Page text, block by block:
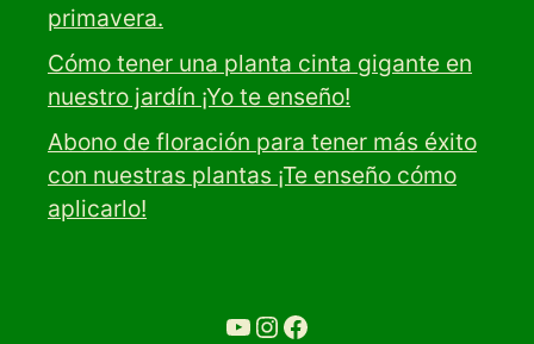
primavera.
Cómo tener una planta cinta gigante en
nuestro jardín ¡Yo te enseño!
Abono de floración para tener más éxito
con nuestras plantas ¡Te enseño cómo
aplicarlo!
YouTube
Ir a la cuenta de Instagram de Restaurante Tuétano
Ir a la cuenta de facebook de Restaurante Tuétano